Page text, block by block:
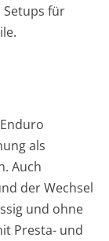
Setups für
als
Auch
der Wechsel
und ohne
Presta- und